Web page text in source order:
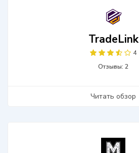
TradeLink
4
Отзывы: 2
Читать обзор